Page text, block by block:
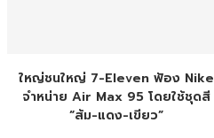
ใหญ่ชนใหญ่ 7-Eleven ฟ้อง Nike
จำหน่าย Air Max 95 โดยใช้ชุดสี
“ส้ม-แดง-เขียว”